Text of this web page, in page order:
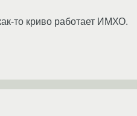
то криво работает ИМХО.